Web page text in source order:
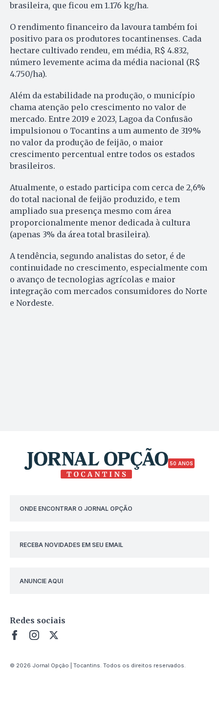
brasileira, que ficou em 1.176 kg/ha.
O rendimento financeiro da lavoura também foi
positivo para os produtores tocantinenses. Cada
hectare cultivado rendeu, em média, R$ 4.832,
número levemente acima da média nacional (R$
4.750/ha).
Além da estabilidade na produção, o município
chama atenção pelo crescimento no valor de
mercado. Entre 2019 e 2023, Lagoa da Confusão
impulsionou o Tocantins a um aumento de 319%
no valor da produção de feijão, o maior
crescimento percentual entre todos os estados
brasileiros.
Atualmente, o estado participa com cerca de 2,6%
do total nacional de feijão produzido, e tem
ampliado sua presença mesmo com área
proporcionalmente menor dedicada à cultura
(apenas 3% da área total brasileira).
A tendência, segundo analistas do setor, é de
continuidade no crescimento, especialmente com
o avanço de tecnologias agrícolas e maior
integração com mercados consumidores do Norte
e Nordeste.
50 ANOS
ONDE ENCONTRAR O JORNAL OPÇÃO
RECEBA NOVIDADES EM SEU EMAIL
ANUNCIE AQUI
Redes sociais
© 2026 Jornal Opção | Tocantins. Todos os direitos reservados.